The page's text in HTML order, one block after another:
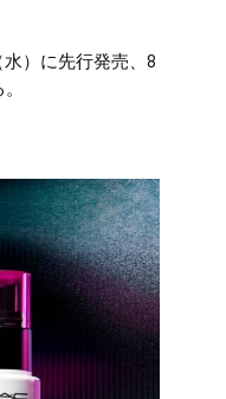
）に先行発売、8